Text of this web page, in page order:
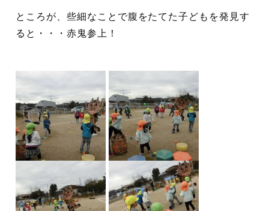
ところが、些細なことで腹をたてた子どもを発見す
ると・・・赤鬼参上！